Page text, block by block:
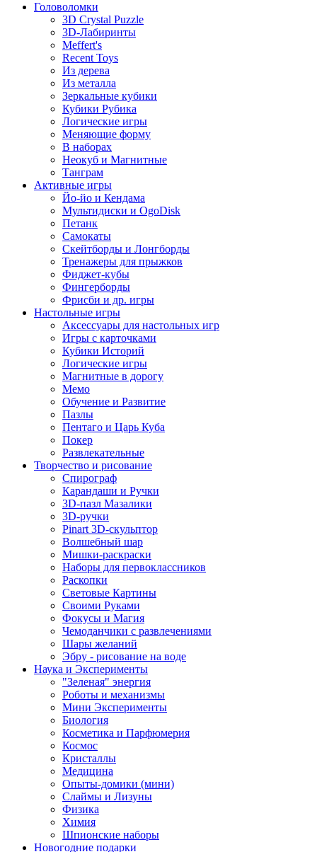
Головоломки
3D Crystal Puzzle
3D-Лабиринты
Meffert's
Recent Toys
Из дерева
Из металла
Зеркальные кубики
Кубики Рубика
Логические игры
Меняющие форму
В наборах
Неокуб и Магнитные
Танграм
Активные игры
Йо-йо и Кендама
Мультидиски и OgoDisk
Петанк
Самокаты
Скейтборды и Лонгборды
Тренажеры для прыжков
Фиджет-кубы
Фингерборды
Фрисби и др. игры
Настольные игры
Аксессуары для настольных игр
Игры с карточками
Кубики Историй
Логические игры
Магнитные в дорогу
Мемо
Обучение и Развитие
Пазлы
Пентаго и Царь Куба
Покер
Развлекательные
Творчество и рисование
Спирограф
Карандаши и Ручки
3D-пазл Мазалики
3D-ручки
Pinart 3D-скульптор
Волшебный шар
Мишки-раскраски
Наборы для первоклассников
Раскопки
Световые Картины
Своими Руками
Фокусы и Магия
Чемоданчики с развлечениями
Шары желаний
Эбру - рисование на воде
Наука и Эксперименты
"Зеленая" энергия
Роботы и механизмы
Мини Эксперименты
Биология
Косметика и Парфюмерия
Космос
Кристаллы
Медицина
Опыты-домики (мини)
Слаймы и Лизуны
Физика
Химия
Шпионские наборы
Новогодние подарки